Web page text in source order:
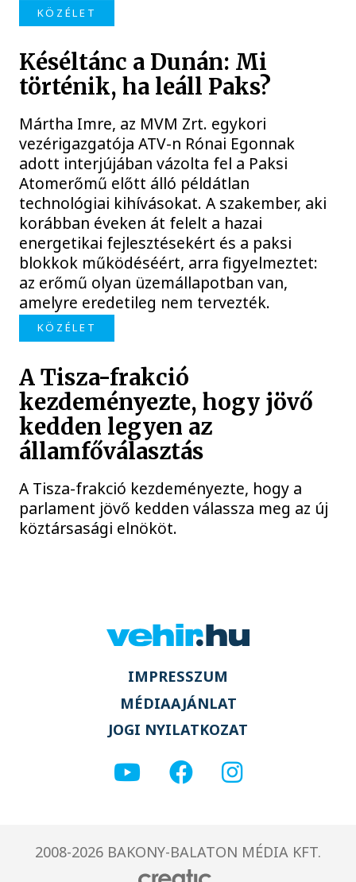
KÖZÉLET
Késéltánc a Dunán: Mi
történik, ha leáll Paks?
Mártha Imre, az MVM Zrt. egykori
vezérigazgatója ATV-n Rónai Egonnak
adott interjújában vázolta fel a Paksi
Atomerőmű előtt álló példátlan
technológiai kihívásokat. A szakember, aki
korábban éveken át felelt a hazai
energetikai fejlesztésekért és a paksi
blokkok működéséért, arra figyelmeztet:
az erőmű olyan üzemállapotban van,
amelyre eredetileg nem tervezték.
KÖZÉLET
A Tisza-frakció
kezdeményezte, hogy jövő
kedden legyen az
államfőválasztás
A Tisza-frakció kezdeményezte, hogy a
parlament jövő kedden válassza meg az új
köztársasági elnököt.
IMPRESSZUM
MÉDIAAJÁNLAT
JOGI NYILATKOZAT
2008-2026 BAKONY-BALATON MÉDIA KFT.